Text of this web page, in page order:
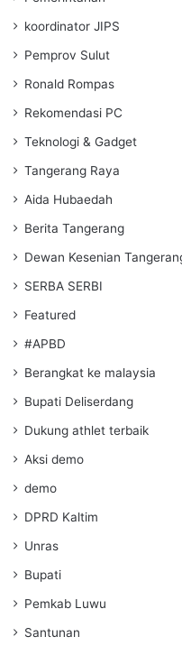
koordinator JIPS
Pemprov Sulut
Ronald Rompas
Rekomendasi PC
Teknologi & Gadget
Tangerang Raya
Aida Hubaedah
Berita Tangerang
Dewan Kesenian
SERBA SERBI
Featured
#APBD
Berangkat ke malaysia
Bupati Deliserdang
Dukung athlet terbaik
Aksi demo
demo
DPRD Kaltim
Unras
Bupati
Pemkab Luwu
Santunan